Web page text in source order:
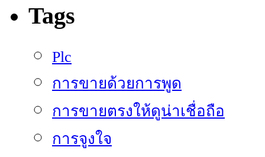
Tags
Plc
การขายด้วยการพูด
การขายตรงให้ดูน่าเชื่อถือ
การจูงใจ